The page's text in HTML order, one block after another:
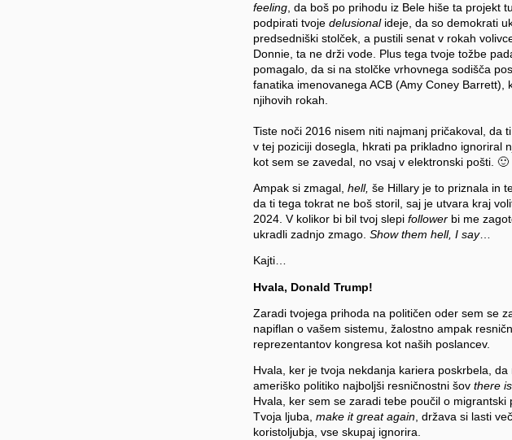
feeling , da boš po prihodu iz Bele hiše ta projekt
podpirati tvojedelusionalideje, da so demokrati
predsedniški stolček, a pustili senat v rokah
Donnie, ta ne drži vode. Plus tega tvoje tožbe
pomagalo, da si na stolčke vrhovnega sodišča
fanatika imenovanega ACB (Amy Coney
njihovih rokah.
Tiste noči 2016 nisem niti najmanj pričakoval, da
v tej poziciji dosegla, hkrati pa prikladno ignoriral
kot sem se zavedal, no vsaj v elektronski pošti. 🙂
Ampak si zmagal,hell, še Hillary je to priznala in
da ti tega tokrat ne boš storil, saj je utvara kraj
2024. V kolikor bi bil tvoj slepifollower bi me
ukradli zadnjo zmago.Show them hell, I say…
Kajti…
Hvala, Donald Trump!
Zaradi tvojega prihoda na političen oder sem se
napiflan o vašem sistemu, žalostno ampak
reprezentantov kongresa kot naših poslancev.
Hvala, ker je tvoja nekdanja kariera poskrbela,
ameriško politiko najboljši resničnostni šovthere is.
Hvala, ker sem se zaradi tebe poučil o
Tvoja ljuba,make it great again , država si lasti
koristoljubja, vse skupaj ignorira.